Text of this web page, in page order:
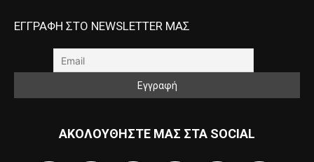
ΕΓΓΡΑΦΗ ΣΤΟ NEWSLETTER ΜΑΣ
ΑΚΟΛΟΥΘΗΣΤΕ ΜΑΣ ΣΤΑ SOCIAL